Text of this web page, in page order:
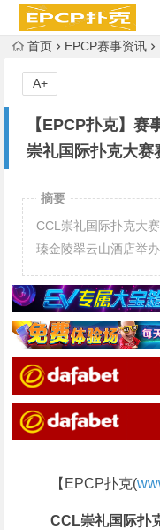
首页 EPCP赛事资讯
【EPCP扑克】
崇礼国际扑克大赛
A+
摘要
CCL崇礼国际扑克大
瑧金陵翠云山酒店举办
【EPCP扑克(
CCL崇礼国际扑